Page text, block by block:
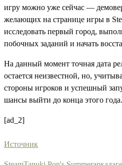
игру можно уже сейчас —
желающих на странице игры в
исследовать первый город,
побочных заданий и начать
На данный момент точная дата
остается неизвестной, но,
стороны игроков и успешный
шансы выйти до конца этого года.
[ad_2]
Источник